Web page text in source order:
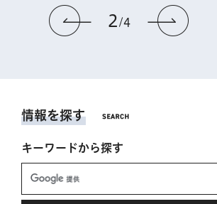
前のスライドを表示
2 4
情報を探す
キーワードから探す